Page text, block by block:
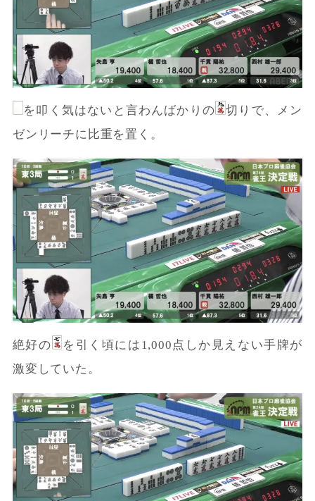
を叩く気はないと言わんばかりの
切りで、メン
ゼンリーチに比重を置く。
絶好の
を引く頃には1,000点しか見えない手牌が
激変していた。